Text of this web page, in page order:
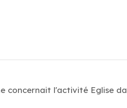
concernait l'activité Eglise